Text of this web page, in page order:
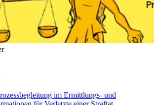
im Ermittlungs- und